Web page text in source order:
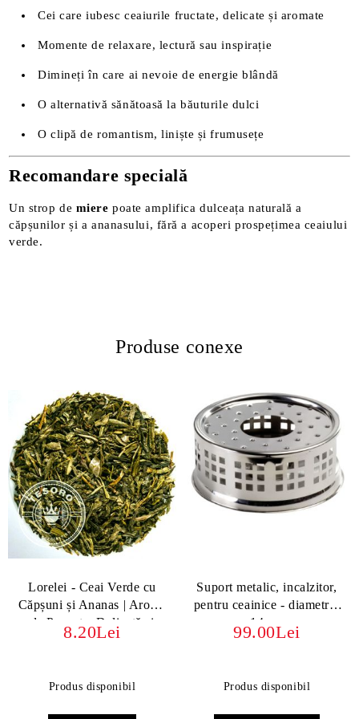
Cei care iubesc ceaiurile fructate, delicate și aromate
Momente de relaxare, lectură sau inspirație
Dimineți în care ai nevoie de energie blândă
O alternativă sănătoasă la băuturile dulci
O clipă de romantism, liniște și frumusețe
Recomandare specială
Un strop de miere poate amplifica dulceața naturală a
căpșunilor și a ananasului, fără a acoperi prospețimea ceaiului
verde.
Produse conexe
Lorelei - Ceai Verde cu
Căpșuni și Ananas | Aromă
de Poveste, Delicată și
Fructată
8.20Lei
Produs disponibil
Suport metalic, incalzitor,
pentru ceainice - diametrul
14 cm
99.00Lei
Produs disponibil